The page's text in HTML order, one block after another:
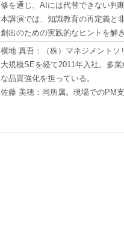
修を通じ、AIには代替できない判
本講演では、知識教育の再定義と
創出のための実践的なヒントを解
横地 真吾：（株）マネジメント
大規模SEを経て2011年入社。多
な品質強化を担っている。
佐藤 美穂：同所属。現場でのPM